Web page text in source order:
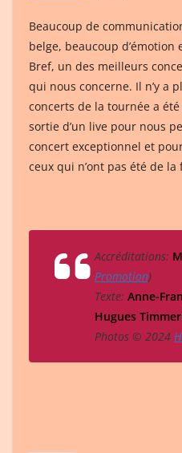
Beaucoup de
belge, beaucoup
Bref, un des meilleurs
qui nous concerne. Il n’y a
concerts de la tournée a
sortie d’un live pour nous
concert exceptionnel et
ceux qui n’ont pas été de la
Accréditations:
Promotion)
Texte: Anne-
Hugues
Photos © 2024 H